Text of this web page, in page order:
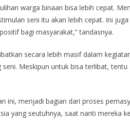
warga binaan bisa lebih cepat.
seni itu akan lebih cepat. Ini
bagi masyarakat,” tandasnya.
secara lebih masif dalam
Meskipun untuk bisa terlibat,
ini, menjadi bagian dari proses
yang seutuhnya, saat nanti mereka